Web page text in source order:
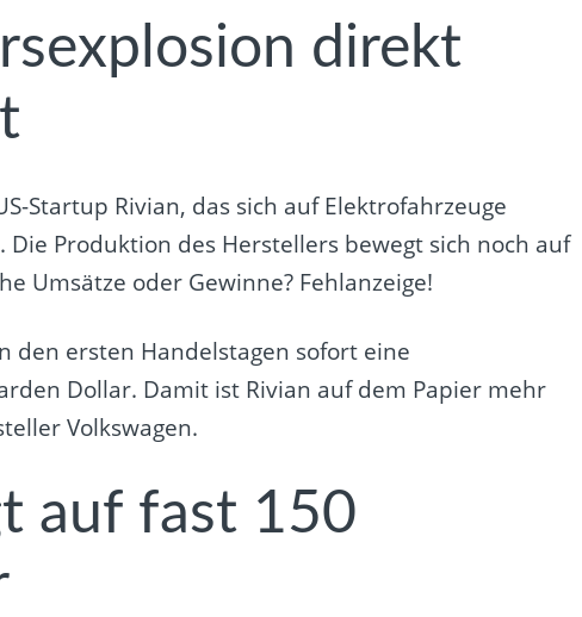
direkt
Startup Rivian, das sich auf Elektrofahrzeuge
Produktion des Herstellers bewegt sich noch auf
Umsätze oder Gewinne? Fehlanzeige!
ersten Handelstagen sofort eine
Dollar. Damit ist Rivian auf dem Papier mehr
Volkswagen.
auf fast 150